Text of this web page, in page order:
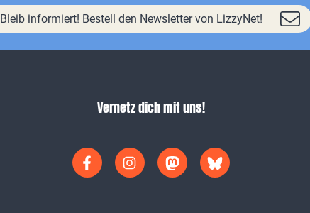
Bleib informiert! Bestell den Newsletter von LizzyNet!
Vernetz dich mit uns!